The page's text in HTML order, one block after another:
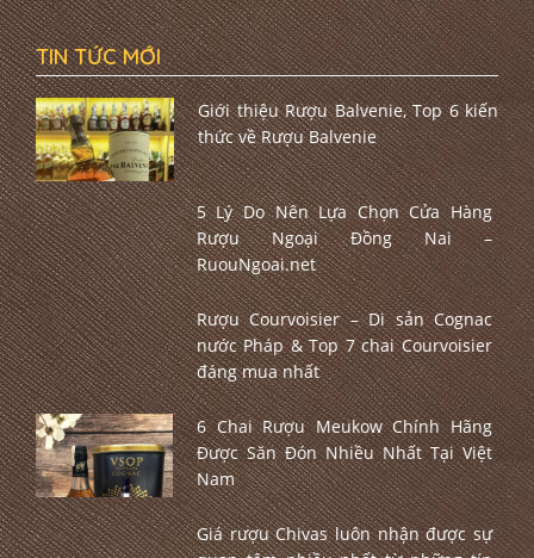
TIN TỨC MỚI
Giới thiệu Rượu Balvenie, Top 6 kiến
thức về Rượu Balvenie
5 Lý Do Nên Lựa Chọn Cửa Hàng
Rượu Ngoại Đồng Nai –
RuouNgoai.net
Rượu Courvoisier – Di sản Cognac
nước Pháp & Top 7 chai Courvoisier
đáng mua nhất
6 Chai Rượu Meukow Chính Hãng
Được Săn Đón Nhiều Nhất Tại Việt
Nam
Giá rượu Chivas luôn nhận được sự